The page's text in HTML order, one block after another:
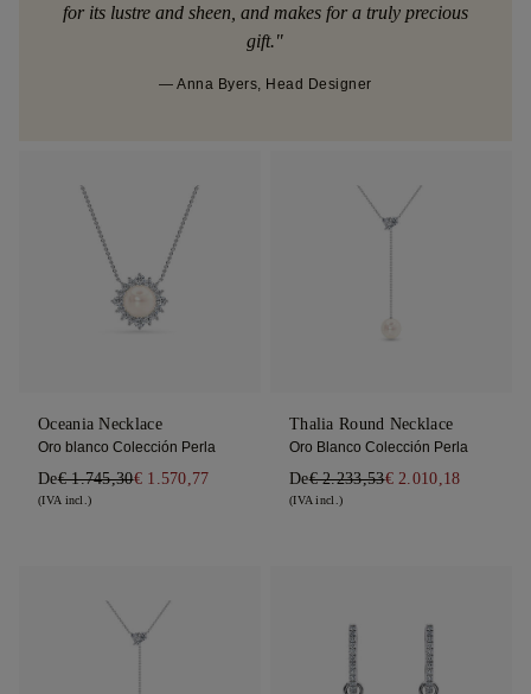
for its lustre and sheen, and makes for a truly precious
gift."
— Anna Byers, Head Designer
Oceania Necklace
Oro blanco Colección Perla
De€ 1.745,30€ 1.570,77
(IVA incl.)
Thalia Round Necklace
Oro Blanco Colección Perla
De€ 2.233,53€ 2.010,18
(IVA incl.)